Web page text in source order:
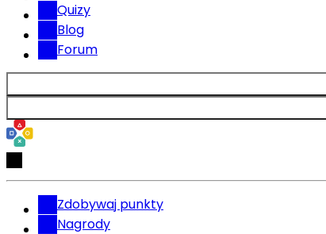
Quizy
Blog
Forum
Zdobywaj punkty
Nagrody